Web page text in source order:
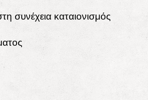
συνέχεια καταιονισμός